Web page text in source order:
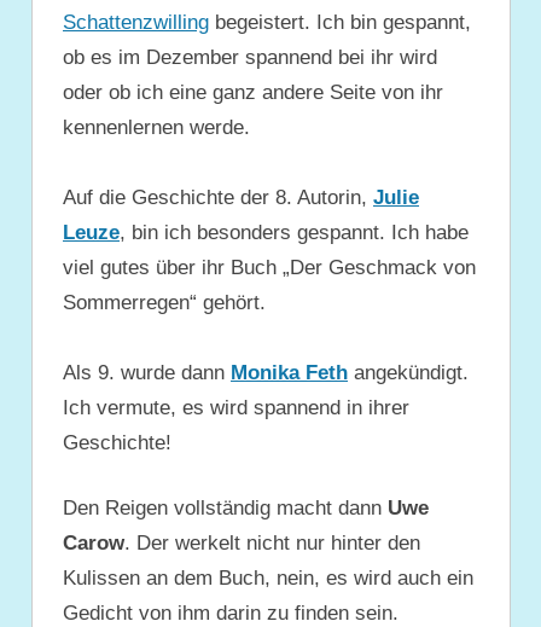
Schattenzwilling begeistert. Ich bin gespannt,
ob es im Dezember spannend bei ihr wird
oder ob ich eine ganz andere Seite von ihr
kennenlernen werde.
Auf die Geschichte der 8. Autorin, Julie
Leuze, bin ich besonders gespannt. Ich habe
viel gutes über ihr Buch „Der Geschmack von
Sommerregen“ gehört.
Als 9. wurde dann Monika Feth angekündigt.
Ich vermute, es wird spannend in ihrer
Geschichte!
Den Reigen vollständig macht dann Uwe
Carow. Der werkelt nicht nur hinter den
Kulissen an dem Buch, nein, es wird auch ein
Gedicht von ihm darin zu finden sein.